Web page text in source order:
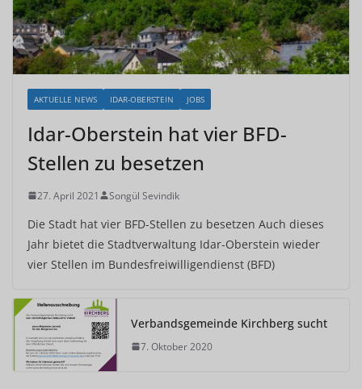
AKTUELLE NEWS IDAR-OBERSTEIN JOBS
Idar-Oberstein hat vier BFD-
Stellen zu besetzen
27. April 2021 Songül Sevindik
Die Stadt hat vier BFD-Stellen zu besetzen Auch dieses
Jahr bietet die Stadtverwaltung Idar-Oberstein wieder
vier Stellen im Bundesfreiwilligendienst (BFD)
Verbandsgemeinde Kirchberg sucht
7. Oktober 2020